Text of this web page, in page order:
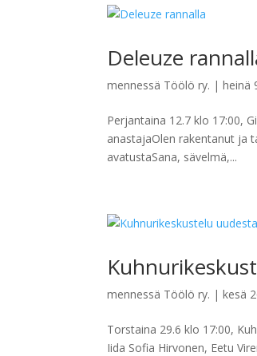
Deleuze
mennessä Töölö ry. |heinä
Perjantaina 12.7 klo 17:00,
anastajaOlen rakentanut ja
avatustaSana, sävelmä,...
mennessä Töölö ry. |kesä
Torstaina 29.6 klo 17:00,
Iida Sofia Hirvonen, Eetu